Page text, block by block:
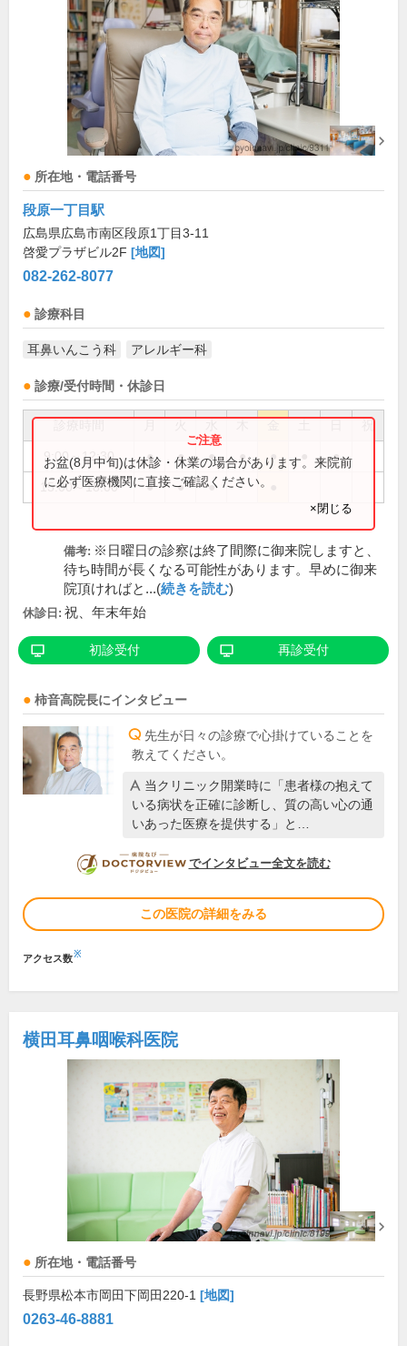
所在地・電話番号
段原一丁目駅
広島県広島市南区段原1丁目3-11
啓愛プラザビル2F [地図]
082-262-8077
診療科目
耳鼻いんこう科 アレルギー科
診療/受付時間・休診日
祝
9:00～12:30 ● ● ● ● ● ●
15:00～18:00 ● ● ●
お盆(8月中旬)は休診・休業の場合があります。来院前
に必ず医療機関に直接ご確認ください。
×閉じる
備考: ※日曜日の診察は終了間際に御来院しますと、
待ち時間が長くなる可能性があります。早めに御来
院頂ければと...(続きを読む)
休診日: 祝、年末年始
初診受付 再診受付
柿音高院長にインタビュー
先生が日々の診療で心掛けていることを
教えてください。
当クリニック開業時に「患者様の抱えて
いる病状を正確に診断し、質の高い心の通
いあった医療を提供する」と…
DOCTORVIEW
でインタビュー全文を読む
この医院の詳細をみる
アクセス数※
横田耳鼻咽喉科医院
所在地・電話番号
長野県松本市岡田下岡田220-1 [地図]
0263-46-8881